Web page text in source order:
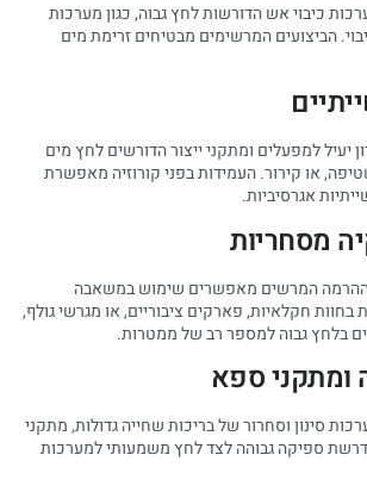
כיבוי אש הדורשות לחץ גבוה, כגון מערכות
הביצועים המרשימים מבטיחים זרימת מים
למפעלים ומתקני ייצור הדורשים לחץ מים
או קירור. העמידות בפני קורוזיה מאפשרת
אגרסיביות.
מסחריות
ההרמה המרשים מאפשרים שימוש במשאבה
בחוות חקלאיות, פארקים ציבוריים, או מגרשי גולף,
בלחץ גבוה למספר רב של ממטרות.
ומתקני ספא
סינון וסחרור של בריכות שחייה גדולות, מתקני
נדרשת ספיקה גבוהה לצד לחץ משמעותי למערכות